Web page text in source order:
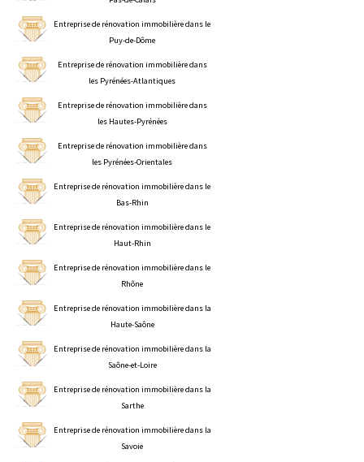
Entreprise de rénovation immobilière dans le
Puy-de-Dôme
Entreprise de rénovation immobilière dans
les Pyrénées-Atlantiques
Entreprise de rénovation immobilière dans
les Hautes-Pyrénées
Entreprise de rénovation immobilière dans
les Pyrénées-Orientales
Entreprise de rénovation immobilière dans le
Bas-Rhin
Entreprise de rénovation immobilière dans le
Haut-Rhin
Entreprise de rénovation immobilière dans le
Rhône
Entreprise de rénovation immobilière dans la
Haute-Saône
Entreprise de rénovation immobilière dans la
Saône-et-Loire
Entreprise de rénovation immobilière dans la
Sarthe
Entreprise de rénovation immobilière dans la
Savoie